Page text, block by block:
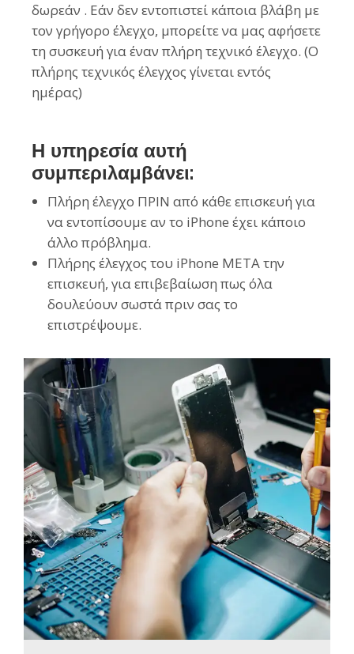
δωρεάν . Εάν δεν εντοπιστεί κάποια βλάβη με
τον γρήγορο έλεγχο, μπορείτε να μας αφήσετε
τη συσκευή για έναν πλήρη τεχνικό έλεγχο. (Ο
πλήρης τεχνικός έλεγχος γίνεται εντός
ημέρας)
Η υπηρεσία αυτή
συμπεριλαμβάνει:
Πλήρη έλεγχο ΠΡΙΝ από κάθε επισκευή για
να εντοπίσουμε αν το iPhone έχει κάποιο
άλλο πρόβλημα.
Πλήρης έλεγχος του iPhone ΜΕΤΑ την
επισκευή, για επιβεβαίωση πως όλα
δουλεύουν σωστά πριν σας το
επιστρέψουμε.